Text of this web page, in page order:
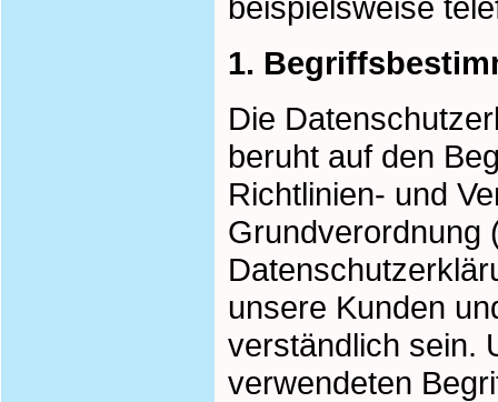
1.
Die
beruht auf den
Richtlinien- und
Grundverordnung
unsere Kunden
verständlich sein.
verwendeten